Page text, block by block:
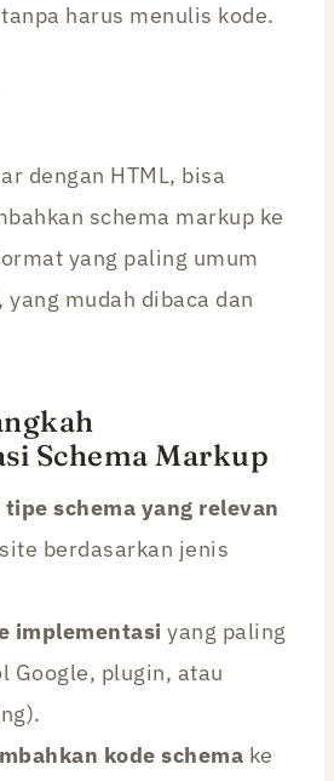
harus menulis kode.
dengan HTML, bisa
schema markup ke
yang paling umum
yang mudah dibaca dan
Schema Markup
schema yang relevan
berdasarkan jenis
implementasi yang paling
Google, plugin, atau
kode schema ke